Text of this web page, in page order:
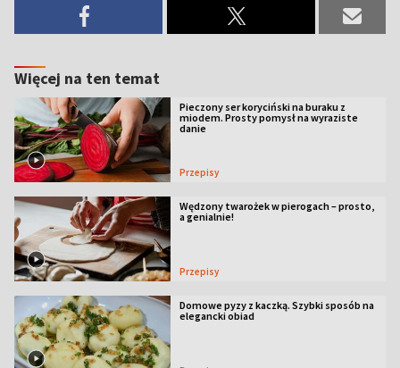
Więcej na ten temat
Pieczony ser koryciński na buraku z
miodem. Prosty pomysł na wyraziste
danie
Przepisy
Wędzony twarożek w pierogach – prosto,
a genialnie!
Przepisy
Domowe pyzy z kaczką. Szybki sposób na
elegancki obiad